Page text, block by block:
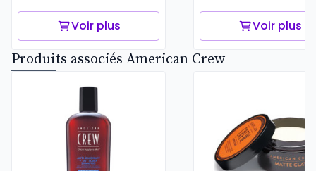
Voir plus Voir plus
Produits associés American Crew